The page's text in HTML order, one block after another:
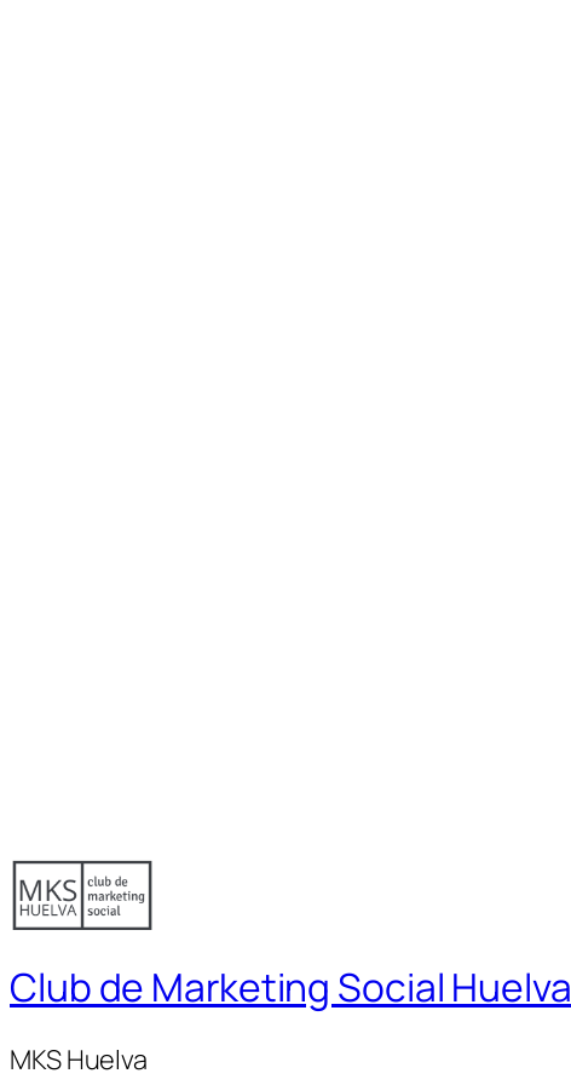
Club de Marketing Social Huelva
MKS Huelva